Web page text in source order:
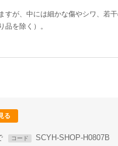
すが、中には細かな傷やシワ、若
品を除く）。
る
コード SCYH-SHOP-H0807B